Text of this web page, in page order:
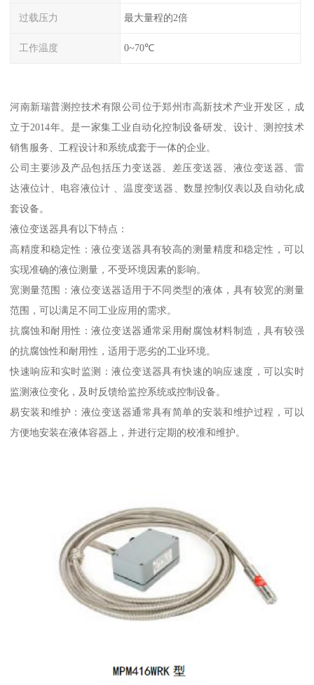
过载压力 最大量程的2倍
工作温度 0~70℃
河南新瑞普测控技术有限公司位于郑州市高新技术产业开发区，成
立于2014年。是一家集工业自动化控制设备研发、设计、测控技术
销售服务、工程设计和系统成套于一体的企业。
公司主要涉及产品包括压力变送器、差压变送器、液位变送器、雷
达液位计、电容液位计 、温度变送器、数显控制仪表以及自动化成
套设备。
液位变送器具有以下特点：
高精度和稳定性：液位变送器具有较高的测量精度和稳定性，可以
实现准确的液位测量，不受环境因素的影响。
宽测量范围：液位变送器适用于不同类型的液体，具有较宽的测量
范围，可以满足不同工业应用的需求。
抗腐蚀和耐用性：液位变送器通常采用耐腐蚀材料制造，具有较强
的抗腐蚀性和耐用性，适用于恶劣的工业环境。
快速响应和实时监测：液位变送器具有快速的响应速度，可以实时
监测液位变化，及时反馈给监控系统或控制设备。
易安装和维护：液位变送器通常具有简单的安装和维护过程，可以
方便地安装在液体容器上，并进行定期的校准和维护。